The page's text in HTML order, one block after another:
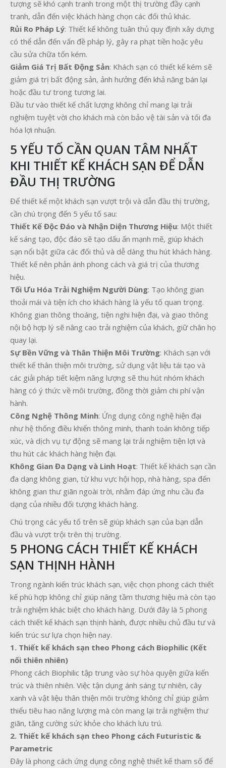
tượng sẽ khó cạnh tranh trong một thị trường đầy cạnh
tranh, dẫn đến việc khách hàng chọn các đối thủ khác.
Rủi Ro Pháp Lý: Thiết kế không tuân thủ quy định xây dựng
có thể dẫn đến vấn đề pháp lý, gây ra phạt tiền hoặc yêu
cầu sửa chữa tốn kém.
Giảm Giá Trị Bất Động Sản: Khách sạn có thiết kế kém sẽ
giảm giá trị bất động sản, ảnh hưởng đến khả năng bán lại
hoặc đầu tư trong tương lai.
Đầu tư vào thiết kế chất lượng không chỉ mang lại trải
nghiệm tuyệt vời cho khách mà còn bảo vệ tài sản và tối đa
hóa lợi nhuận.
5 YẾU TỐ CẦN QUAN TÂM NHẤT
KHI THIẾT KẾ KHÁCH SẠN ĐỂ DẪN
ĐẦU THỊ TRƯỜNG
Để thiết kế một khách sạn vượt trội và dẫn đầu thị trường,
cần chú trọng đến 5 yếu tố sau:
Thiết Kế Độc Đáo và Nhận Diện Thương Hiệu: Một thiết
kế sáng tạo, độc đáo sẽ tạo dấu ấn mạnh mẽ, giúp khách
sạn nổi bật giữa các đối thủ và dễ dàng thu hút khách hàng.
Thiết kế nên phản ánh phong cách và giá trị của thương
hiệu.
Tối Ưu Hóa Trải Nghiệm Người Dùng: Tạo không gian
thoải mái và tiện ích cho khách hàng là yếu tố quan trọng.
Không gian thông thoáng, tiện nghi hiện đại, và giao thông
nội bộ hợp lý sẽ nâng cao trải nghiệm của khách, giữ chân họ
quay lại.
Sự Bền Vững và Thân Thiện Môi Trường: Khách sạn với
thiết kế thân thiện môi trường, sử dụng vật liệu tái tạo và
các giải pháp tiết kiệm năng lượng sẽ thu hút nhóm khách
hàng có ý thức về môi trường, đồng thời giảm chi phí vận
hành.
Công Nghệ Thông Minh: Ứng dụng công nghệ hiện đại
như hệ thống điều khiển thông minh, thanh toán không tiếp
xúc, và dịch vụ tự động sẽ mang lại trải nghiệm tiện lợi và
thu hút các khách hàng hiện đại.
Không Gian Đa Dạng và Linh Hoạt: Thiết kế khách sạn cần
đa dạng không gian, từ khu vực hội họp, nhà hàng, spa đến
không gian thư giãn ngoài trời, nhằm đáp ứng nhu cầu đa
dạng của nhiều đối tượng khách hàng.
Chú trọng các yếu tố trên sẽ giúp khách sạn của bạn dẫn
đầu và vượt trội trên thị trường.
5 PHONG CÁCH THIẾT KẾ KHÁCH
SẠN THỊNH HÀNH
Trong ngành kiến trúc khách sạn, việc chọn phong cách thiết
kế phù hợp không chỉ giúp nâng tầm thương hiệu mà còn tạo
trải nghiệm khác biệt cho khách hàng. Dưới đây là 5 phong
cách thiết kế khách sạn thịnh hành, được nhiều chủ đầu tư và
kiến trúc sư lựa chọn hiện nay.
1. Thiết kế khách sạn theo Phong cách Biophilic (Kết
nối thiên nhiên)
Phong cách Biophilic tập trung vào sự hòa quyện giữa kiến
trúc và thiên nhiên. Việc tận dụng ánh sáng tự nhiên, cây
xanh và vật liệu thân thiện môi trường không chỉ giúp giảm
thiểu tiêu hao năng lượng mà còn mang lại trải nghiệm thư
giãn, tăng cường sức khỏe cho khách lưu trú.
2. Thiết kế khách sạn theo Phong cách Futuristic &
Parametric
Đây là phong cách ứng dụng công nghệ thiết kế tham số để